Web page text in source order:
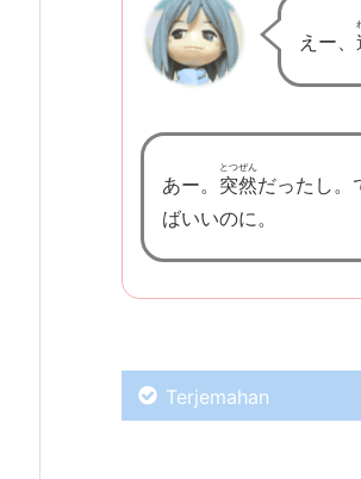
f
ぬ
で,
き
に,
を
ぬ
に
し
えー、
あー。 突然
とつぜん
だったし。
ばいいのに。
Terjemahan